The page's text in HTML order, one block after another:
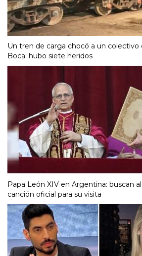
Un tren de carga chocó a un colectivo
Boca: hubo siete heridos
Papa León XIV en Argentina: buscan
canción oficial para su visita